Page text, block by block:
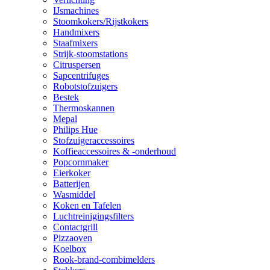
IJsmachines
Stoomkokers/Rijstkokers
Handmixers
Staafmixers
Strijk-stoomstations
Citruspersen
Sapcentrifuges
Robotstofzuigers
Bestek
Thermoskannen
Mepal
Philips Hue
Stofzuigeraccessoires
Koffieaccessoires & -onderhoud
Popcornmaker
Eierkoker
Batterijen
Wasmiddel
Koken en Tafelen
Luchtreinigingsfilters
Contactgrill
Pizzaoven
Koelbox
Rook-brand-combimelders